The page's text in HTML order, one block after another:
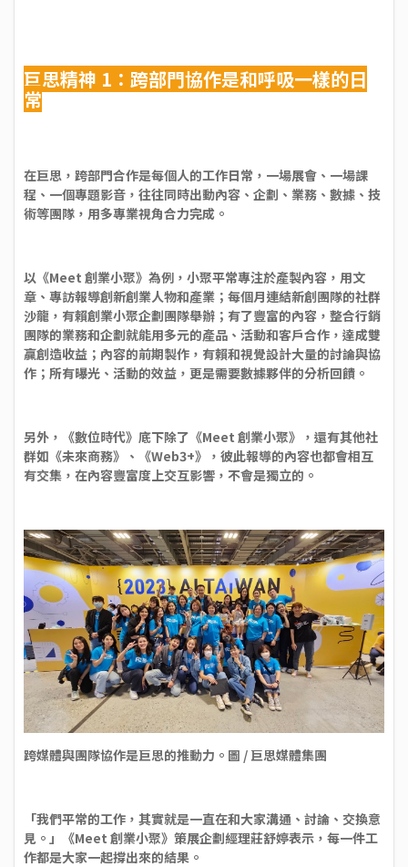
巨思精神 1：跨部門協作是和呼吸一樣的日
常
在巨思，跨部門合作是每個人的工作日常，一場展會、一場課
程、一個專題影音，往往同時出動內容、企劃、業務、數據、技
術等團隊，用多專業視角合力完成。
以《Meet 創業小聚》為例，小聚平常專注於產製內容，用文
章、專訪報導創新創業人物和產業；每個月連結新創團隊的社群
沙龍，有賴創業小聚企劃團隊舉辦；有了豐富的內容，整合行銷
團隊的業務和企劃就能用多元的產品、活動和客戶合作，達成雙
贏創造收益；內容的前期製作，有賴和視覺設計大量的討論與協
作；所有曝光、活動的效益，更是需要數據夥伴的分析回饋。
另外，《數位時代》底下除了《Meet 創業小聚》，還有其他社
群如《未來商務》、《Web3+》，彼此報導的內容也都會相互
有交集，在內容豐富度上交互影響，不會是獨立的。
跨媒體與團隊協作是巨思的推動力。圖 / 巨思媒體集團
「我們平常的工作，其實就是一直在和大家溝通、討論、交換意
見。」《Meet 創業小聚》策展企劃經理莊舒婷表示，每一件工
作都是大家一起撐出來的結果。